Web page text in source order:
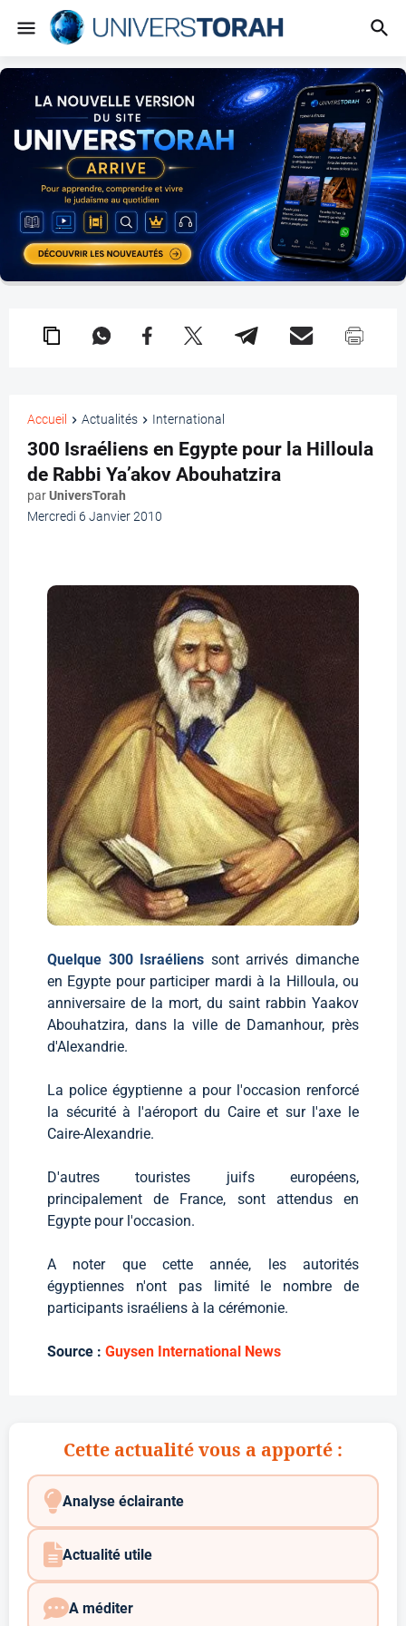
Accueil Actualités International
300 Israéliens en Egypte pour la Hilloula
de Rabbi Ya’akov Abouhatzira
parUniversTorah
Mercredi 6 Janvier 2010
Quelque 300 Israéliens sont arrivés dimanche
en Egypte pour participer mardi à la Hilloula, ou
anniversaire de la mort, du saint rabbin Yaakov
Abouhatzira, dans la ville de Damanhour, près
d'Alexandrie.
La police égyptienne a pour l'occasion renforcé
la sécurité à l'aéroport du Caire et sur l'axe le
Caire-Alexandrie.
D'autres touristes juifs européens,
principalement de France, sont attendus en
Egypte pour l'occasion.
A noter que cette année, les autorités
égyptiennes n'ont pas limité le nombre de
participants israéliens à la cérémonie.
Source : Guysen International News
Cette actualité vous a apporté :
Analyse éclairante
Actualité utile
A méditer